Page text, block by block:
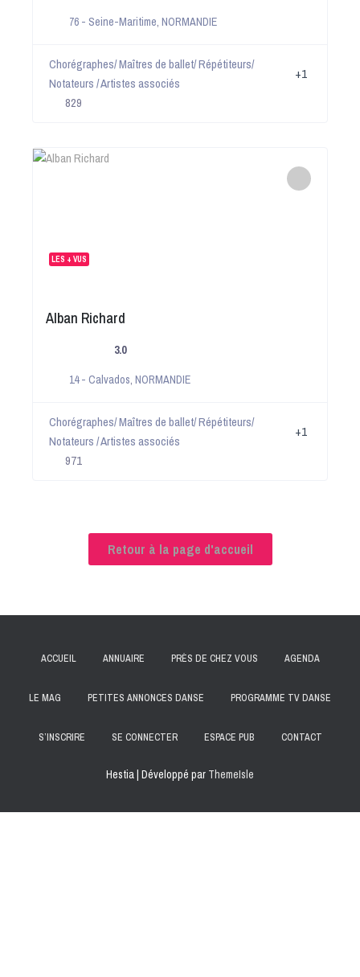
76 - Seine-Maritime, NORMANDIE
Chorégraphes/ Maîtres de ballet/ Répétiteurs/
Notateurs / Artistes associés
+1
829
LES + VUS
Alban Richard
3.0
14 - Calvados, NORMANDIE
Chorégraphes/ Maîtres de ballet/ Répétiteurs/
Notateurs / Artistes associés
+1
971
Retour à la page d'accueil
ACCUEIL ANNUAIRE PRÈS DE CHEZ VOUS AGENDA
LE MAG PETITES ANNONCES DANSE PROGRAMME TV DANSE
S’INSCRIRE SE CONNECTER ESPACE PUB CONTACT
Hestia | Développé par ThemeIsle